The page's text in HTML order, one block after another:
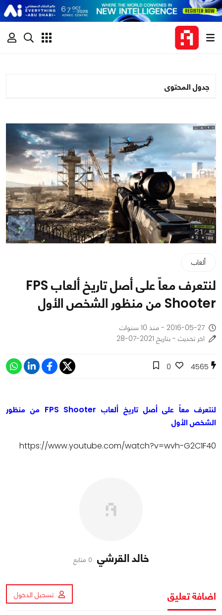
جدول المحتوى
ألعاب
لنتعرف معاً على أصل تاريخ ألعاب FPS
Shooter من منظور الشخص الأول
2016-05-27 - منذ 10 سنوات
اخر تحديث - بتاريخ 2021-07-28
4565
0
لنتعرف معاً على أصل تاريخ ألعاب FPS Shooter من منظور
الشخص الأول
https://www.youtube.com/watch?v=wvh-G2C1F40
خالد القرشي 0 متابع
اضافة تعليق تسجيل الدخول